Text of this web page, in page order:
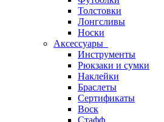
Толстовки
Лонгсливы
Носки
Аксессуары
Инструменты
Рюкзаки и сумки
Наклейки
Браслеты
Сертификаты
Воск
Стафф